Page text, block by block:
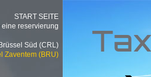
START SEITE
reservierung
Süd (CRL)
Zaventem (BRU)